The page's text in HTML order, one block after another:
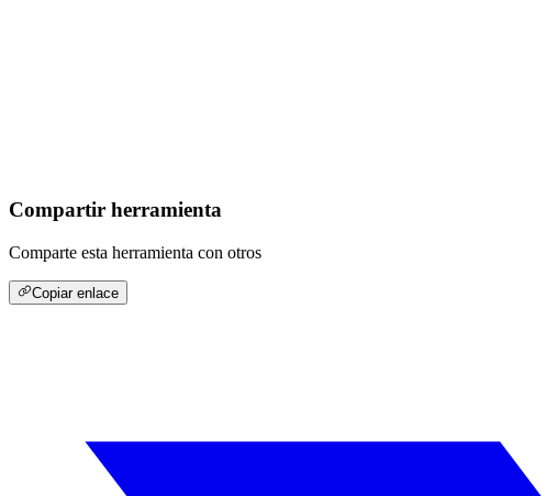
Compartir herramienta
Comparte esta herramienta con otros
Copiar enlace